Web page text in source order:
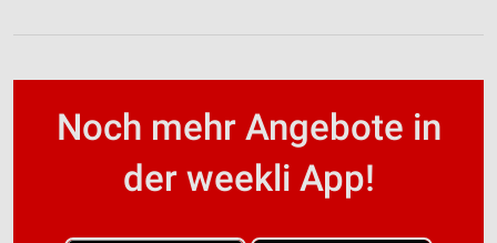
Noch mehr Angebote in
der weekli App!